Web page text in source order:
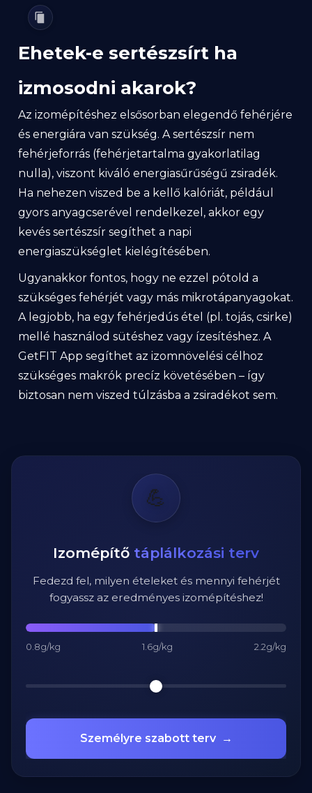
Ehetek-e sertészsírt ha
izmosodni akarok?
Az izomépítéshez elsősorban elegendő fehérjére
és energiára van szükség. A sertészsír nem
fehérjeforrás (fehérjetartalma gyakorlatilag
nulla), viszont kiváló energiasűrűségű zsiradék.
Ha nehezen viszed be a kellő kalóriát, például
gyors anyagcserével rendelkezel, akkor egy
kevés sertészsír segíthet a napi
energiaszükséglet kielégítésében.
Ugyanakkor fontos, hogy ne ezzel pótold a
szükséges fehérjét vagy más mikrotápanyagokat.
A legjobb, ha egy fehérjedús étel (pl. tojás, csirke)
mellé használod sütéshez vagy ízesítéshez. A
GetFIT App segíthet az izomnövelési célhoz
szükséges makrók precíz követésében – így
biztosan nem viszed túlzásba a zsiradékot sem.
💪
Izomépítő táplálkozási terv
Fedezd fel, milyen ételeket és mennyi fehérjét
fogyassz az eredményes izomépítéshez!
0.8g/kg 1.6g/kg 2.2g/kg
Személyre szabott terv →